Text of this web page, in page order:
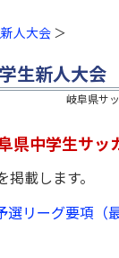
人大会
生新人大会
岐阜県サ
中学生サッ
載します。
選リーグ要項（